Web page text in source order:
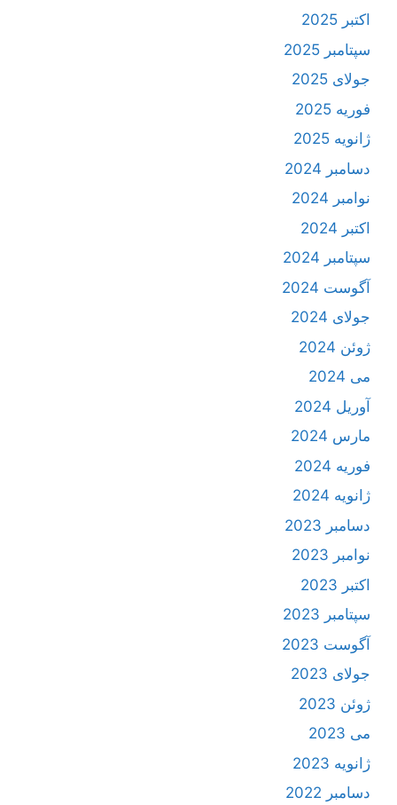
اکتبر 2025
سپتامبر 2025
جولای 2025
فوریه 2025
ژانویه 2025
دسامبر 2024
نوامبر 2024
اکتبر 2024
سپتامبر 2024
آگوست 2024
جولای 2024
ژوئن 2024
می 2024
آوریل 2024
مارس 2024
فوریه 2024
ژانویه 2024
دسامبر 2023
نوامبر 2023
اکتبر 2023
سپتامبر 2023
آگوست 2023
جولای 2023
ژوئن 2023
می 2023
ژانویه 2023
دسامبر 2022